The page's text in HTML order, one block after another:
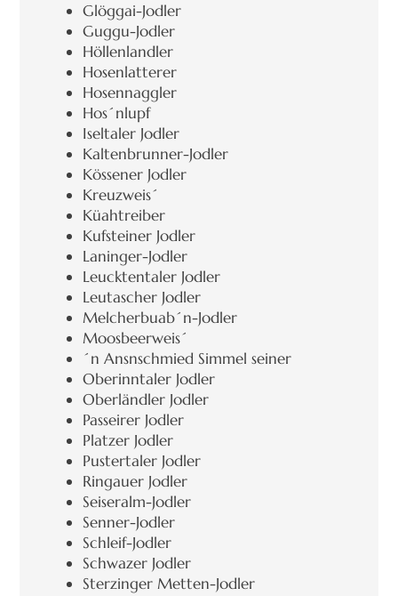
Glöggai-Jodler
Guggu-Jodler
Höllenlandler
Hosenlatterer
Hosennaggler
Hos´nlupf
Iseltaler Jodler
Kaltenbrunner-Jodler
Kössener Jodler
Kreuzweis´
Küahtreiber
Kufsteiner Jodler
Laninger-Jodler
Leucktentaler Jodler
Leutascher Jodler
Melcherbuab´n-Jodler
Moosbeerweis´
´n Ansnschmied Simmel seiner
Oberinntaler Jodler
Oberländler Jodler
Passeirer Jodler
Platzer Jodler
Pustertaler Jodler
Ringauer Jodler
Seiseralm-Jodler
Senner-Jodler
Schleif-Jodler
Schwazer Jodler
Sterzinger Metten-Jodler